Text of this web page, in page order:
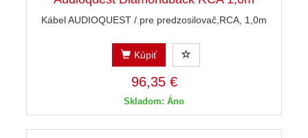
Kábel AUDIOQUEST / pre predzosilovač,RCA, 1,0m
Kúpiť
96,35 €
Skladom: Áno